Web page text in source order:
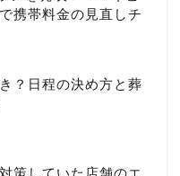
携帯料金の見直しチ
？日程の決め方と葬
策していた店舗のエ